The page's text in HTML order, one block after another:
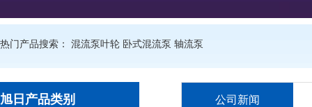
热门产品搜索： 混流泵叶轮 卧式混流泵 轴流泵
旭日产品类别 公司新闻